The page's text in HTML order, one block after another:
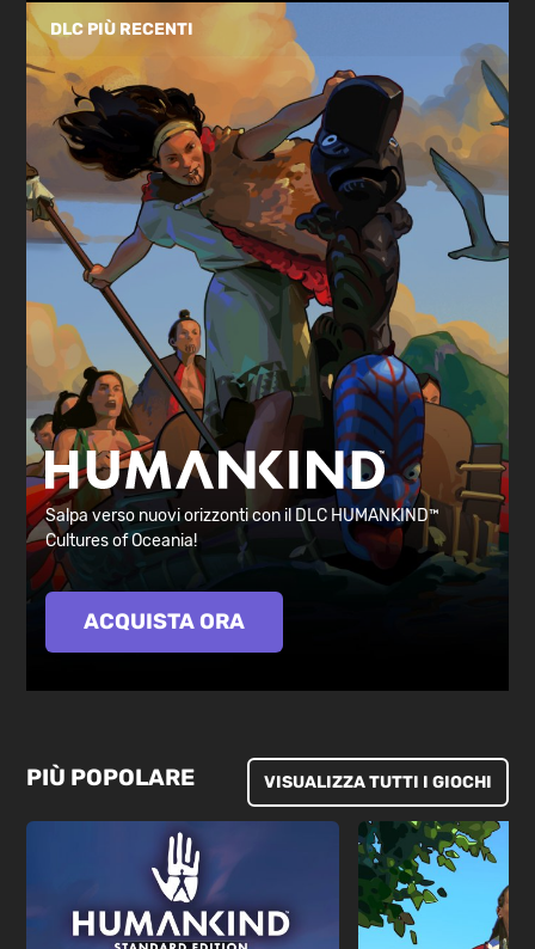
DLC PIÙ RECENTI
Salpa verso nuovi orizzonti con il DLC HUMANKIND™
Cultures of Oceania!
ACQUISTA ORA
PIÙ POPOLARE VISUALIZZA TUTTI I GIOCHI